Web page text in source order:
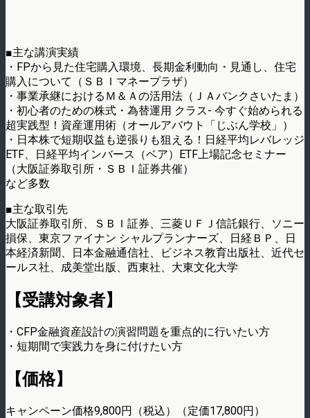
■主な講演実績
・FPから見た住宅購入環境、長期金利動向・見通し、住宅
購入について（ＳＢＩマネープラザ）
・事業承継におけるＭ＆Ａの活用法（ＪＡバンクさいたま）
・初心者のための株式・為替運用 クラス- 今すぐ始められる
超実践型！資産運用術（オールアバウト「じぶん学校」）
・日本株で短期収益も逆張りも狙える！日経平均レバレッジ
ETF、日経平均インバース（ベア）ETF上場記念セミナー
（大阪証券取引所・ＳＢＩ証券共催）
など多数
■主な取引先
大阪証券取引所、ＳＢＩ証券、三菱ＵＦＪ信託銀行、ソニー
損保、東京ファイナン シャルプランナーズ、日経ＢＰ、日
本経済新聞、日本金融通信社、ビジネス教育出版社、近代セ
ールス社、成美堂出版、西東社、大東文化大学
【受講対象者】
・CFP金融資産設計の演習問題を重点的に行いたい方
・短期間で実践力を身に付けたい方
【価格】
キャンペーン価格9,800円（税込）（定価17,800円）